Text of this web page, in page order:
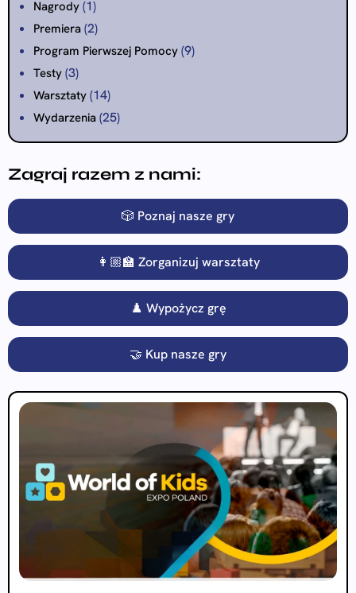
Nagrody (1)
Premiera (2)
Program Pierwszej Pomocy (9)
Testy (3)
Warsztaty (14)
Wydarzenia (25)
Zagraj razem z nami:
🎲 Poznaj nasze gry
👩🏼‍🏫 Zorganizuj warsztaty
♟️ Wypożycz grę
🤝 Kup nasze gry